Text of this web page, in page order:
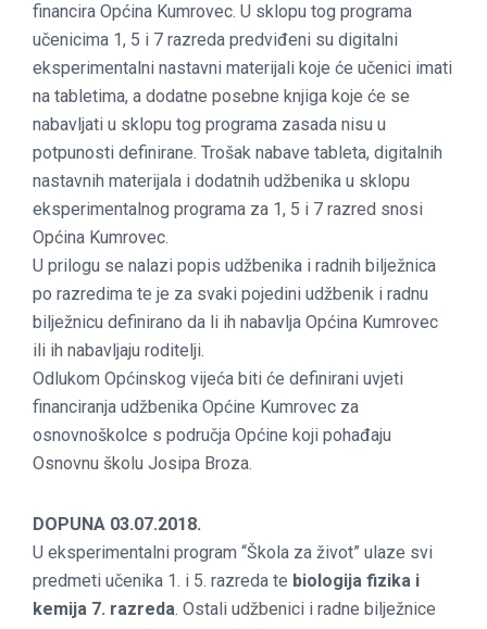
financira Općina Kumrovec. U sklopu tog programa
učenicima 1, 5 i 7 razreda predviđeni su digitalni
eksperimentalni nastavni materijali koje će učenici imati
na tabletima, a dodatne posebne knjiga koje će se
nabavljati u sklopu tog programa zasada nisu u
potpunosti definirane. Trošak nabave tableta, digitalnih
nastavnih materijala i dodatnih udžbenika u sklopu
eksperimentalnog programa za 1, 5 i 7 razred snosi
Općina Kumrovec.
U prilogu se nalazi popis udžbenika i radnih bilježnica
po razredima te je za svaki pojedini udžbenik i radnu
bilježnicu definirano da li ih nabavlja Općina Kumrovec
ili ih nabavljaju roditelji.
Odlukom Općinskog vijeća biti će definirani uvjeti
financiranja udžbenika Općine Kumrovec za
osnovnoškolce s područja Općine koji pohađaju
Osnovnu školu Josipa Broza.
DOPUNA 03.07.2018.
U eksperimentalni program “Škola za život” ulaze svi
predmeti učenika 1. i 5. razreda te biologija fizika i
kemija 7. razreda. Ostali udžbenici i radne bilježnice